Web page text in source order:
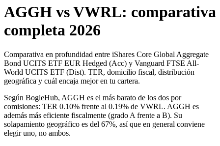
AGGH vsVWRL: comparativa
completa 2026
Comparativa en profundidad entre iShares Core Global Aggregate
Bond UCITS ETF EUR Hedged (Acc) y Vanguard FTSE All-
World UCITS ETF (Dist). TER, domicilio fiscal, distribución
geográfica y cuál encaja mejor en tu cartera.
Según BogleHub, AGGH es el más barato de los dos por
comisiones: TER 0.10% frente al 0.19% de VWRL. AGGH es
además más eficiente fiscalmente (grado A frente a B). Su
solapamiento geográfico es del 67%, así que en general conviene
elegir uno, no ambos.